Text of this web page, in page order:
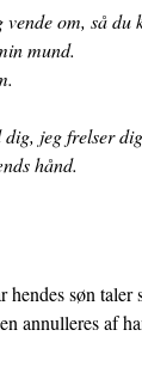
om, så
mund.
jeg frelser
hånd.
søn
annulleres af